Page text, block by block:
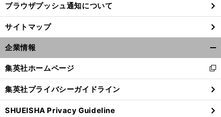
ブラウザプッシュ通知について
サイトマップ
企業情報
閉
る
集英社ホームページ
新
し
い
ウ
ィ
集英社プライバシーガイドライン
SHUEISHA Privacy Guideline